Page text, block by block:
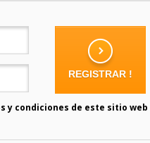
y condiciones de este sitio web